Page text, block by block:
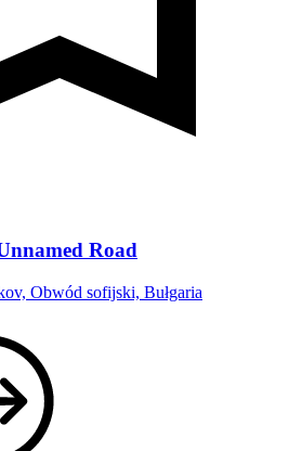
Road
Obwód sofijski, Bułgaria